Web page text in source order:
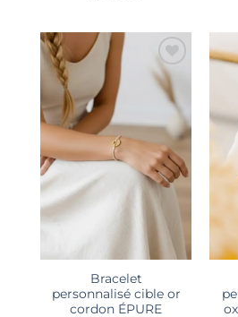
Ajouter
à la liste
d’envies
Bracelet
personnalisé cible or
cordon ÉPURE